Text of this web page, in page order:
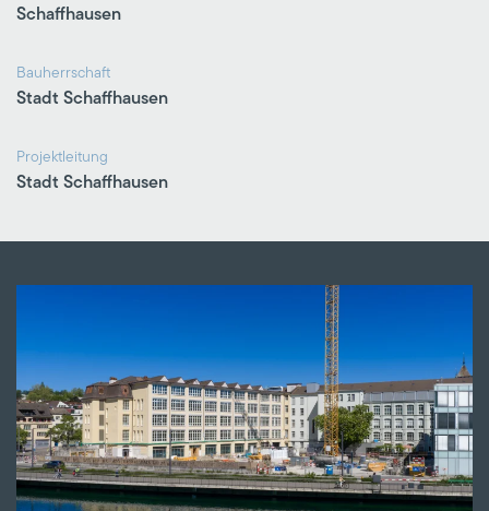
Schaffhausen
Bauherrschaft
Stadt Schaffhausen
Projektleitung
Stadt Schaffhausen